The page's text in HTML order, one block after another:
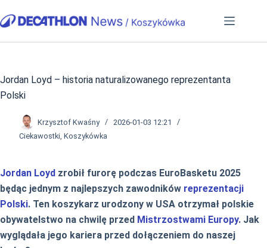
do
Jordan Loyd – historia naturalizowanego reprezentanta
Polski
Krzysztof Kwaśny
2026-01-03 12:21
Ciekawostki, Koszykówka
Jordan Loyd zrobił furorę podczas EuroBasketu 2025
będąc jednym z najlepszych zawodników reprezentacji
Polski. Ten koszykarz urodzony w USA otrzymał polskie
obywatelstwo na chwilę przed Mistrzostwami Europy. Jak
wyglądała jego kariera przed dołączeniem do naszej